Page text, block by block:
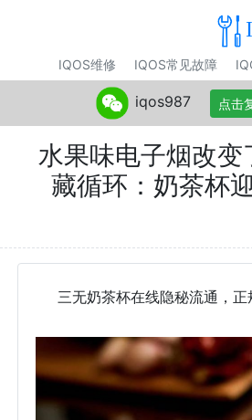
IQOS维修 IQOS常见故障
水果味电子烟改变
藏循环：奶茶杯
三无奶茶杯在线隐秘流通，正
iqos987 点击